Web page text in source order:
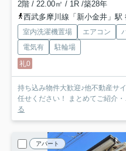
2階 / 22.00㎡ / 1R /築28年
西武多摩川線「新小金井」駅
室内洗濯機置場 エアコン
電気有
駐輪場
礼0
持ち込み物件大歓迎♪他不動産サ
任せください！ まとめてご紹介
る
アパート